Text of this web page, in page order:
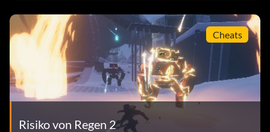
Cheats
Risiko von Regen 2